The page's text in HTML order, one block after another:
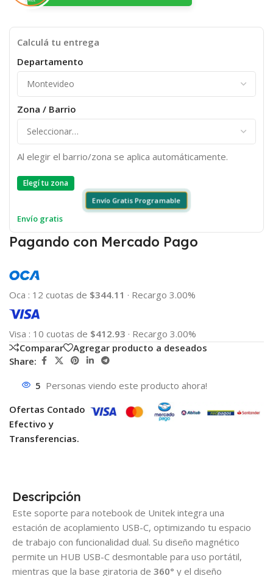
Calculá tu entrega
Departamento
Zona / Barrio
Al elegir el barrio/zona se aplica automáticamente.
Elegí tu zona
Envío Gratis Programable
Envío gratis
Pagando con Mercado Pago
Oca : 12 cuotas de $344.11 · Recargo 3.00%
Visa : 10 cuotas de $412.93 · Recargo 3.00%
Comparar
Agregar producto a deseados
Share:
5 Personas viendo este producto ahora!
Ofertas Contado
Efectivo y
Transferencias.
Descripción
Este soporte para notebook de Unitek integra una
estación de acoplamiento USB-C, optimizando tu espacio
de trabajo con funcionalidad dual. Su diseño magnético
permite un HUB USB-C desmontable para uso portátil,
mientras que la base giratoria de 360° y el diseño